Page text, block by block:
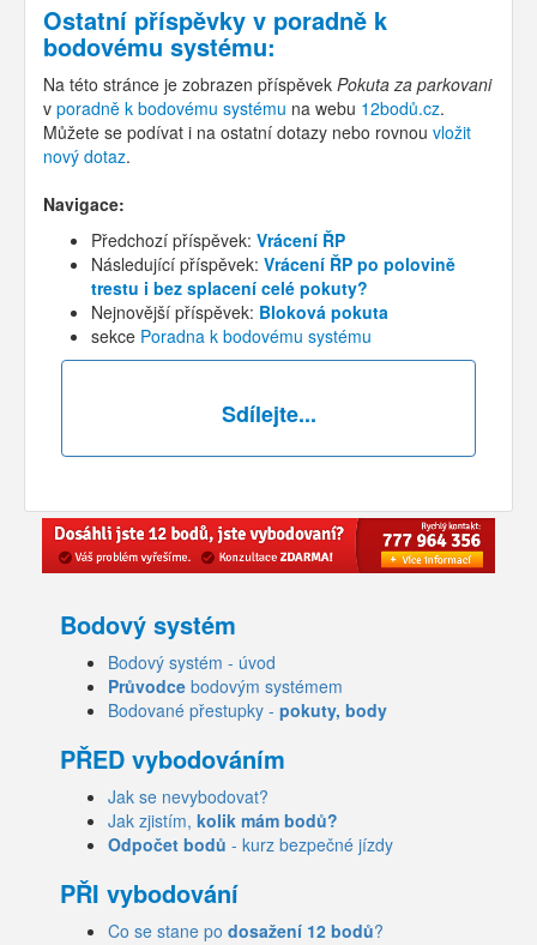
Ostatní příspěvky v poradně k
bodovému systému:
Na této stránce je zobrazen příspěvek Pokuta za parkovani
v poradně k bodovému systému na webu 12bodů.cz.
Můžete se podívat i na ostatní dotazy nebo rovnou vložit
nový dotaz.
Navigace:
Předchozí příspěvek: Vrácení ŘP
Následující příspěvek: Vrácení ŘP po polovině
trestu i bez splacení celé pokuty?
Nejnovější příspěvek: Bloková pokuta
sekce Poradna k bodovému systému
Sdílejte...
Bodový systém
Bodový systém - úvod
Průvodce bodovým systémem
Bodované přestupky - pokuty, body
PŘED vybodováním
Jak se nevybodovat?
Jak zjistím, kolik mám bodů?
Odpočet bodů - kurz bezpečné jízdy
PŘI vybodování
Co se stane po dosažení 12 bodů?